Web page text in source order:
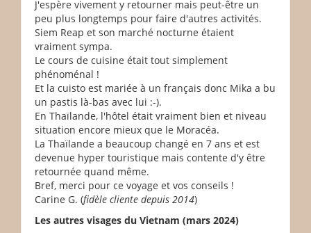
J'espère vivement y retourner mais peut-être un
peu plus longtemps pour faire d'autres activités.
Siem Reap et son marché nocturne étaient
vraiment sympa.
Le cours de cuisine était tout simplement
phénoménal !
Et la cuisto est mariée à un français donc Mika a bu
un pastis là-bas avec lui :-).
En Thaïlande, l'hôtel était vraiment bien et niveau
situation encore mieux que le Moracéa.
La Thaïlande a beaucoup changé en 7 ans et est
devenue hyper touristique mais contente d'y être
retournée quand même.
Bref, merci pour ce voyage et vos conseils !
Carine G. (fidèle cliente depuis 2014)
Les autres visages du Vietnam (mars 2024)